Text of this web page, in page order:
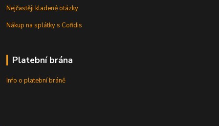
Nejčastěji kladené otázky
Nákup na splátky s Cofidis
Platební brána
Info o platební bráně